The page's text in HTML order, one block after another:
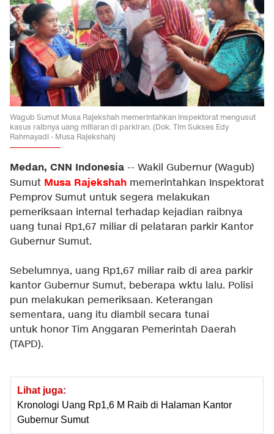
Wagub Sumut Musa Rajekshah memerintahkan inspektorat mengusut
kasus raibnya uang miliaran di parkiran. (Dok. Tim Sukses Edy
Rahmayadi - Musa Rajekshah)
Medan, CNN Indonesia -- Wakil Gubernur (Wagub)
Sumut Musa Rajekshah memerintahkan Inspektorat
Pemprov Sumut untuk segera melakukan
pemeriksaan internal terhadap kejadian raibnya
uang tunai Rp1,67 miliar di pelataran parkir Kantor
Gubernur Sumut.
Sebelumnya, uang Rp1,67 miliar raib di area parkir
kantor Gubernur Sumut, beberapa wktu lalu. Polisi
pun melakukan pemeriksaan. Keterangan
sementara, uang itu diambil secara tunai
untuk honor Tim Anggaran Pemerintah Daerah
(TAPD).
Lihat juga:
Kronologi Uang Rp1,6 M Raib di Halaman Kantor
Gubernur Sumut